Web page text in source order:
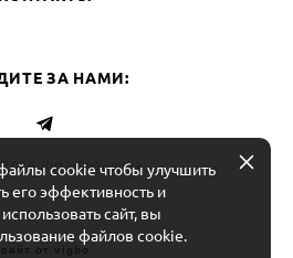
ЗА НАМИ:
Лиза Сидорина
сайт от vigbo
cookie чтобы улучшить
его эффективность и
сайт, вы
файлов cookie.